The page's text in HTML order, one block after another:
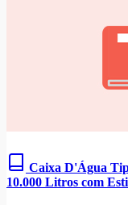
Caixa D'Água
10.000 Litros com